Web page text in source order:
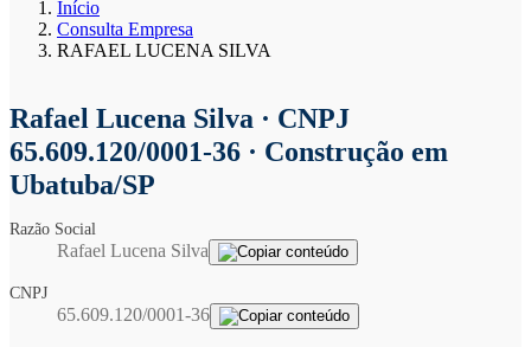
Início
Consulta Empresa
RAFAEL LUCENA SILVA
Rafael Lucena Silva · CNPJ
65.609.120/0001-36 · Construção em
Ubatuba/SP
Razão Social
Rafael Lucena Silva
CNPJ
65.609.120/0001-36